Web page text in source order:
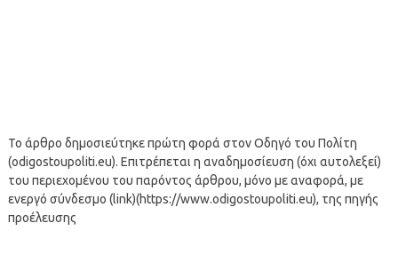
Το άρθρο δημοσιεύτηκε πρώτη φορά στον Οδηγό του Πολίτη
(odigostoupoliti.eu). Επιτρέπεται η αναδημοσίευση (όχι αυτολεξεί)
του περιεχομένου του παρόντος άρθρου, μόνο με αναφορά, με
ενεργό σύνδεσμο (link)(https://www.odigostoupoliti.eu), της πηγής
προέλευσης